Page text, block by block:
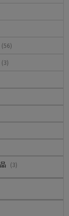
(56)
(3)
(3)